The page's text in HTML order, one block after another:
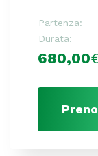
Partenza:
Durata:
680,00